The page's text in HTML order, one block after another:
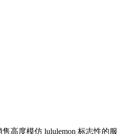
高度模仿 lululemon 标志性的服